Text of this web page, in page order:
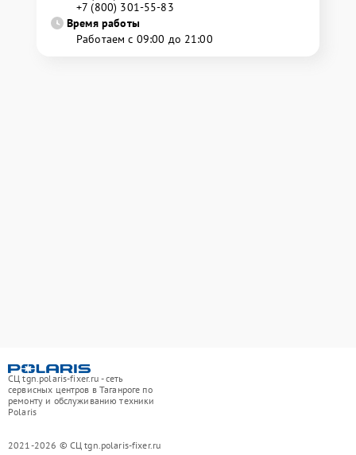
+7 (800) 301-55-83
Время работы
Работаем с 09:00 до 21:00
СЦ tgn.polaris-fixer.ru - сеть
сервисных центров в Таганроге по
ремонту и обслуживанию техники
Polaris
2021-2026 © СЦ tgn.polaris-fixer.ru